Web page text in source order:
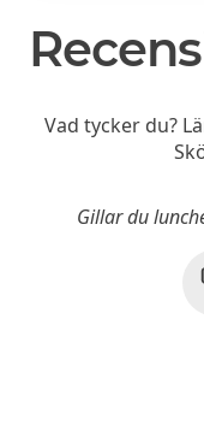
Vad tycker du?
Gillar du